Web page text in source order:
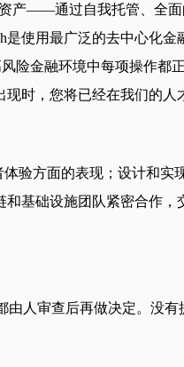
产——通过自我托管、全
使用最广泛的去中心化
金融环境中每项操作都
时，您将已经在我们的人
验方面的表现；设计和实
基础设施团队紧密合作
人审查后再做决定。没有